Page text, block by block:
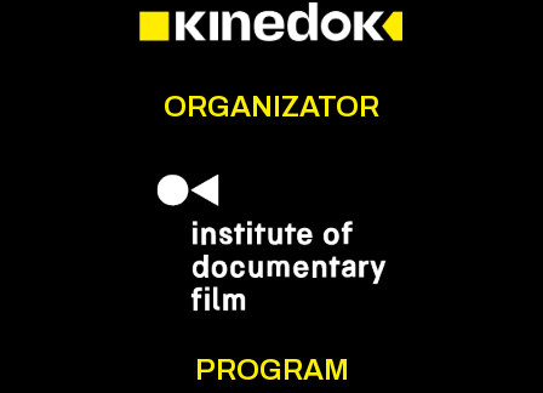
ORGANIZATOR
PROGRAM